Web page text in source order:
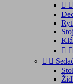
 
 
 